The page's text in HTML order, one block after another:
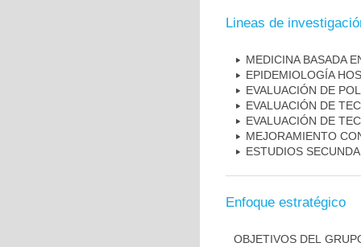
Lineas de
MEDICINA BASADA
EPIDEMIOLOGÍA
EVALUACIÓN DE
EVALUACIÓN DE
EVALUACIÓN DE
MEJORAMIENTO
ESTUDIOS
Enfoque estratégico
OBJETIVOS DEL